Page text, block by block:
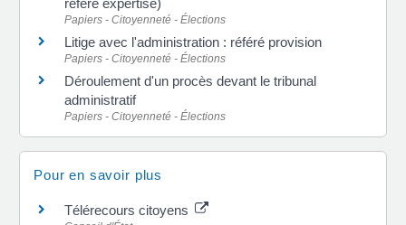
Papiers - Citoyenneté - Élections
Litige avec l'administration : référé provision
Papiers - Citoyenneté - Élections
Déroulement d'un procès devant le tribunal
administratif
Papiers - Citoyenneté - Élections
Pour en savoir plus
Télérecours citoyens